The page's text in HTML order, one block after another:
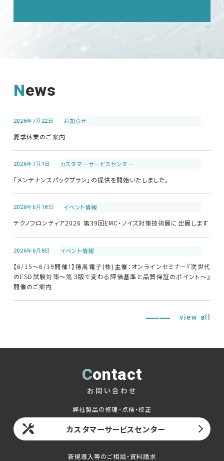
RF関連製品・試験システム
EMCソリューションセンター
修理・校正
お問い合わせ
サポートデスク
会社概要
News
2026年7月22日 お知らせ
夏季休業のご案内
2026年7月1日 カスタマーサービスセンター
「メンテナンスパックプラン」の提供を開始いたしました。
2026年6月18日 イベント情報
テクノフロンティア2026 第39回EMC・ノイズ対策技術展に出展します
2026年6月8日 イベント情報
【6/15～6/19開催！】穂高電子(株)主催：オンラインセミナー『次世代
のESD試験対策～第３版で変わる評価基準と品質保証のポイント～』
開催のご案内
view all
Contact
お問い合わせ
弊社製品の修理・点検・校正
カスタマーサービスセンター
新規導入等のご相談・資料請求